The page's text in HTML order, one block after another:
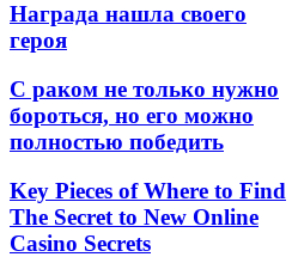
Награда нашла своего
героя
С раком не только нужно
бороться, но его можно
полностью победить
Key Pieces of Where to Find
The Secret to New Online
Casino Secrets